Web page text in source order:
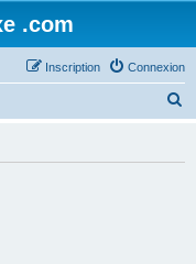
.com
Connexion
Inscription